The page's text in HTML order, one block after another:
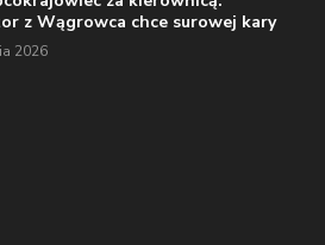
z Wągrowca chce surowej kary
2026